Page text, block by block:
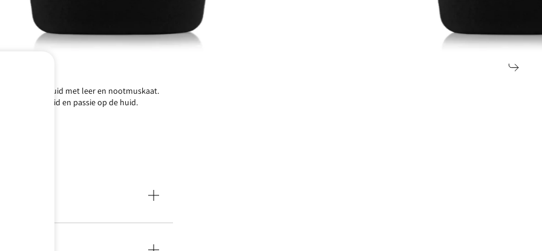
ylang, gekruid met leer en nootmuskaat.
verliefdheid en passie op de huid.